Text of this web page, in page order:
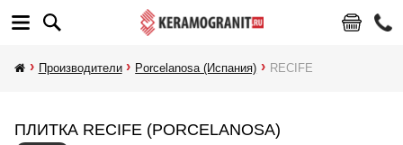
Производители Porcelanosa (Испания) RECIFE
ПЛИТКА RECIFE (PORCELANOSA)